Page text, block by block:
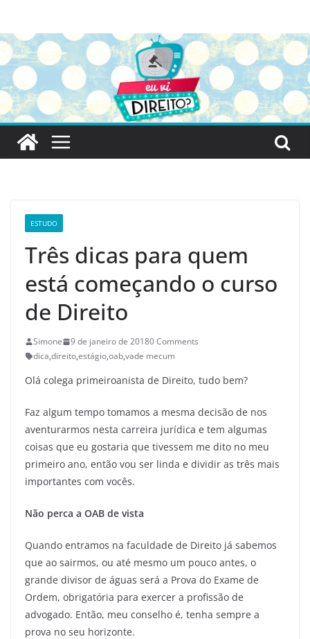
o
conteúdo
ESTUDO
Três dicas para quem
está começando o curso
de Direito
Simone 9 de janeiro de 20180 Comments
dica,direito,estágio,oab,vade mecum
Olá colega primeiroanista de Direito, tudo bem?
Faz algum tempo tomamos a mesma decisão de nos
aventurarmos nesta carreira jurídica e tem algumas
coisas que eu gostaria que tivessem me dito no meu
primeiro ano, então vou ser linda e dividir as três mais
importantes com vocês.
Não perca a OAB de vista
Quando entramos na faculdade de Direito já sabemos
que ao sairmos, ou até mesmo um pouco antes, o
grande divisor de águas será a Prova do Exame de
Ordem, obrigatória para exercer a profissão de
advogado. Então, meu conselho é, tenha sempre a
prova no seu horizonte.